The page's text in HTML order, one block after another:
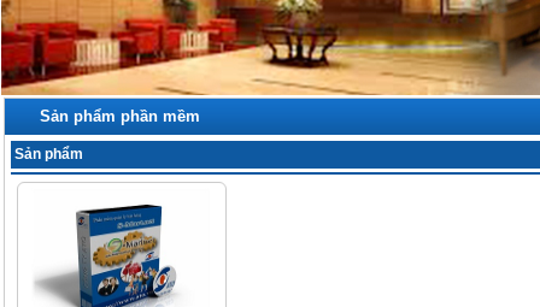
Sản phẩm phần mềm
Sản phẩm